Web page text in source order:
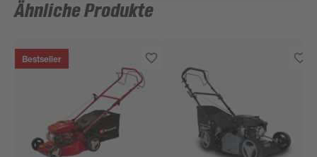
Ähnliche Produkte
Bestseller